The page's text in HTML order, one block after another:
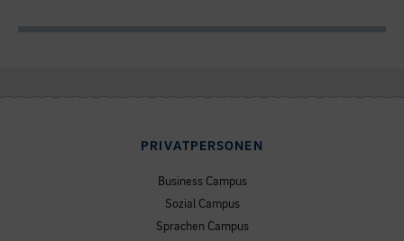
PRIVATPERSONEN
Business Campus
Sozial Campus
Sprachen Campus